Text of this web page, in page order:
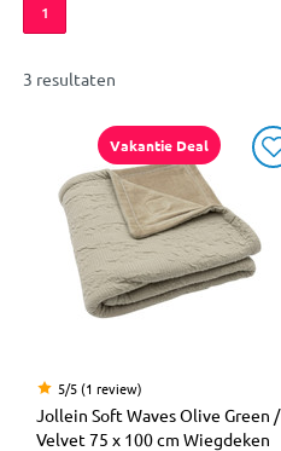
1
3 resultaten
Vakantie Deal
5/5 (1 review)
Jollein Soft Waves Olive Green /
Velvet 75 x 100 cm Wiegdeken